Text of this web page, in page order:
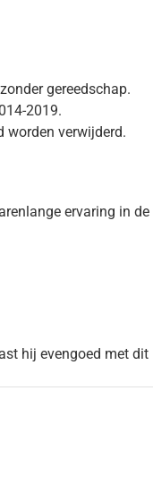
gereedschap.
2019.
worden verwijderd.
ervaring in
hij evengoed met dit